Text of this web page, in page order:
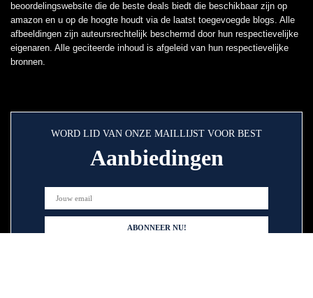
beoordelingswebsite die de beste deals biedt die beschikbaar zijn op
amazon en u op de hoogte houdt via de laatst toegevoegde blogs. Alle
afbeeldingen zijn auteursrechtelijk beschermd door hun respectievelijke
eigenaren. Alle geciteerde inhoud is afgeleid van hun respectievelijke
bronnen.
WORD LID VAN ONZE MAILLIJST VOOR BEST
Aanbiedingen